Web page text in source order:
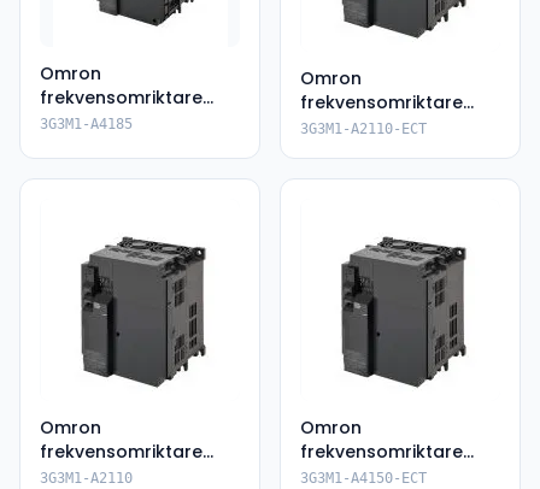
Omron
frekvensomriktare
3G3M1-A4185
3G3M1-A4185
Omron
frekvensomriktare
3G3M1-A2110-ECT
3G3M1-A2110-ECT
Omron
frekvensomriktare
3G3M1-A2110
3G3M1-A2110
Omron
frekvensomriktare
3G3M1-A4150-ECT
3G3M1-A4150-ECT